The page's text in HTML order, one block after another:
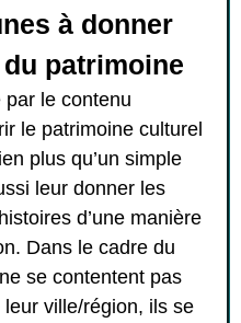
à donner
patrimoine
le contenu
le patrimoine culturel
plus qu’un simple
leur donner les
d’une manière
Dans le cadre du
se contentent pas
leur ville/région, ils se